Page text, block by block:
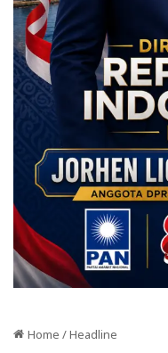
Home / Headline